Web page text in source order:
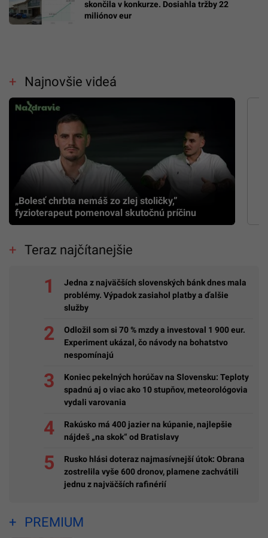
skončila v konkurze. Dosiahla tržby 22
miliónov eur
Najnovšie videá
„Bolesť chrbta nemáš zo zlej stoličky,”
fyzioterapeut pomenoval skutočnú príčinu
Teraz najčítanejšie
Jedna z najväčších slovenských bánk dnes mala
problémy. Výpadok zasiahol platby a ďalšie
služby
Odložil som si 70 % mzdy a investoval 1 900 eur.
Experiment ukázal, čo návody na bohatstvo
nespomínajú
Koniec pekelných horúčav na Slovensku: Teploty
spadnú aj o viac ako 10 stupňov, meteorológovia
vydali varovania
Rakúsko má 400 jazier na kúpanie, najlepšie
nájdeš „na skok“ od Bratislavy
Rusko hlási doteraz najmasívnejší útok: Obrana
zostrelila vyše 600 dronov, plamene zachvátili
jednu z najväčších rafinérií
PREMIUM